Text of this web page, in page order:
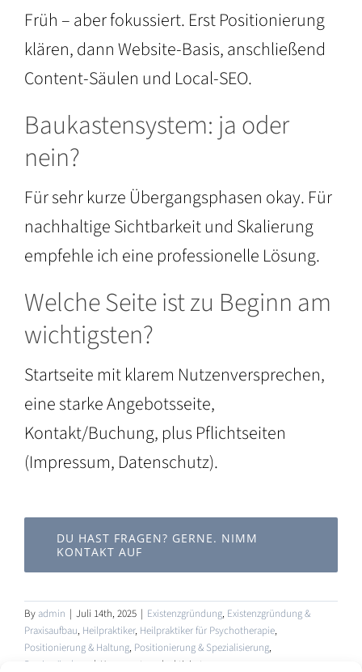
Früh – aber fokussiert. Erst Positionierung
klären, dann Website-Basis, anschließend
Content-Säulen und Local-SEO.
Baukastensystem: ja oder
nein?
Für sehr kurze Übergangsphasen okay. Für
nachhaltige Sichtbarkeit und Skalierung
empfehle ich eine professionelle Lösung.
Welche Seite ist zu Beginn am
wichtigsten?
Startseite mit klarem Nutzenversprechen,
eine starke Angebotsseite,
Kontakt/Buchung, plus Pflichtseiten
(Impressum, Datenschutz).
DU HAST FRAGEN? GERNE. NIMM
KONTAKT AUF
Byadmin | Juli 14th, 2025 | Existenzgründung, Existenzgründung &
Praxisaufbau, Heilpraktiker, Heilpraktiker für Psychotherapie,
Positionierung & Haltung, Positionierung & Spezialisierung,
Praxisgründung
| Kommentare deaktiviert